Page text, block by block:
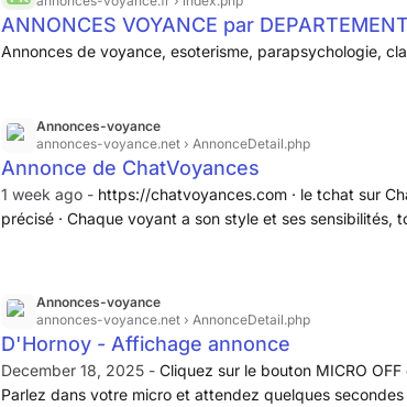
ANNONCES VOYANCE par
Annonces de voyance, esoterisme, parapsychologie,
Annonces-voyance
annonces-voyance.net › AnnonceDetail.php
Annonce de ChatVoyances
1 week ago - https://chatvoyances.com · le tchat sur
précisé · Chaque voyant a son style et ses sensibilités,
voyance afin de trouver celui, ou celle, lui correspondant
Annonces-voyance
annonces-voyance.net › AnnonceDetail.php
D'Hornoy - Affichage annonce
December 18, 2025 - Cliquez sur le bouton MICRO
Parlez dans votre micro et attendez quelques